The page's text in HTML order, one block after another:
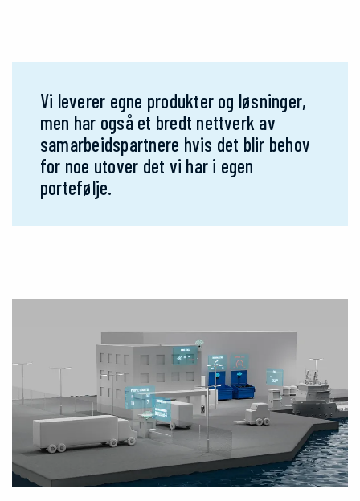
Vi leverer egne produkter og løsninger,
men har også et bredt nettverk av
samarbeidspartnere hvis det blir behov
for noe utover det vi har i egen
portefølje.